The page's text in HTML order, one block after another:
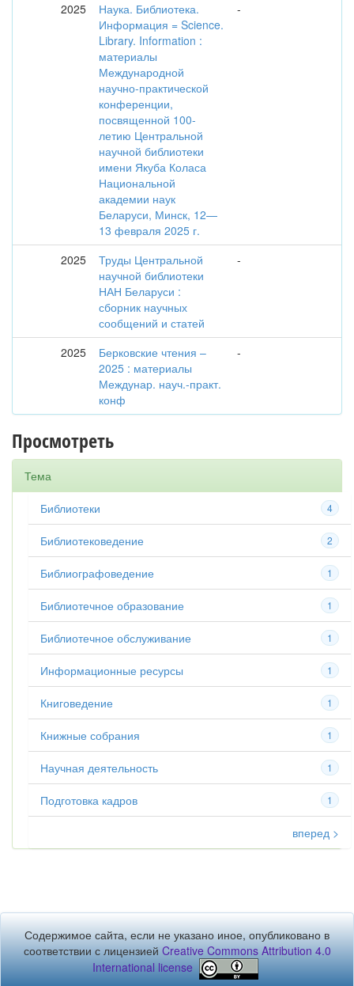
2025
Наука. Библиотека.
Информация = Science.
Library. Information :
материалы
Международной
научно-практической
конференции,
посвященной 100-
летию Центральной
научной библиотеки
имени Якуба Коласа
Национальной
академии наук
Беларуси, Минск, 12—
13 февраля 2025 г.
-
2025
Труды Центральной
научной библиотеки
НАН Беларуси :
сборник научных
сообщений и статей
-
2025
Берковские чтения –
2025 : материалы
Междунар. науч.-практ.
конф
-
Просмотреть
Тема
4
Библиотеки
2
Библиотековедение
1
Библиографоведение
1
Библиотечное образование
1
Библиотечное обслуживание
1
Информационные ресурсы
1
Книговедение
1
Книжные собрания
1
Научная деятельность
1
Подготовка кадров
вперед >
Содержимое сайта, если не указано иное, опубликовано в
соответствии с лицензиейCreative Commons Attribution 4.0
International license